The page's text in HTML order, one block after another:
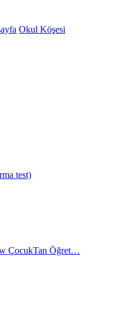
Okul Köşesi
test)
ÇocukTan Öğret…